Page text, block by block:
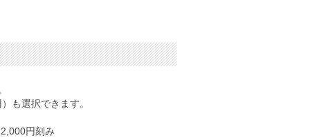
も選択できます。
円刻み